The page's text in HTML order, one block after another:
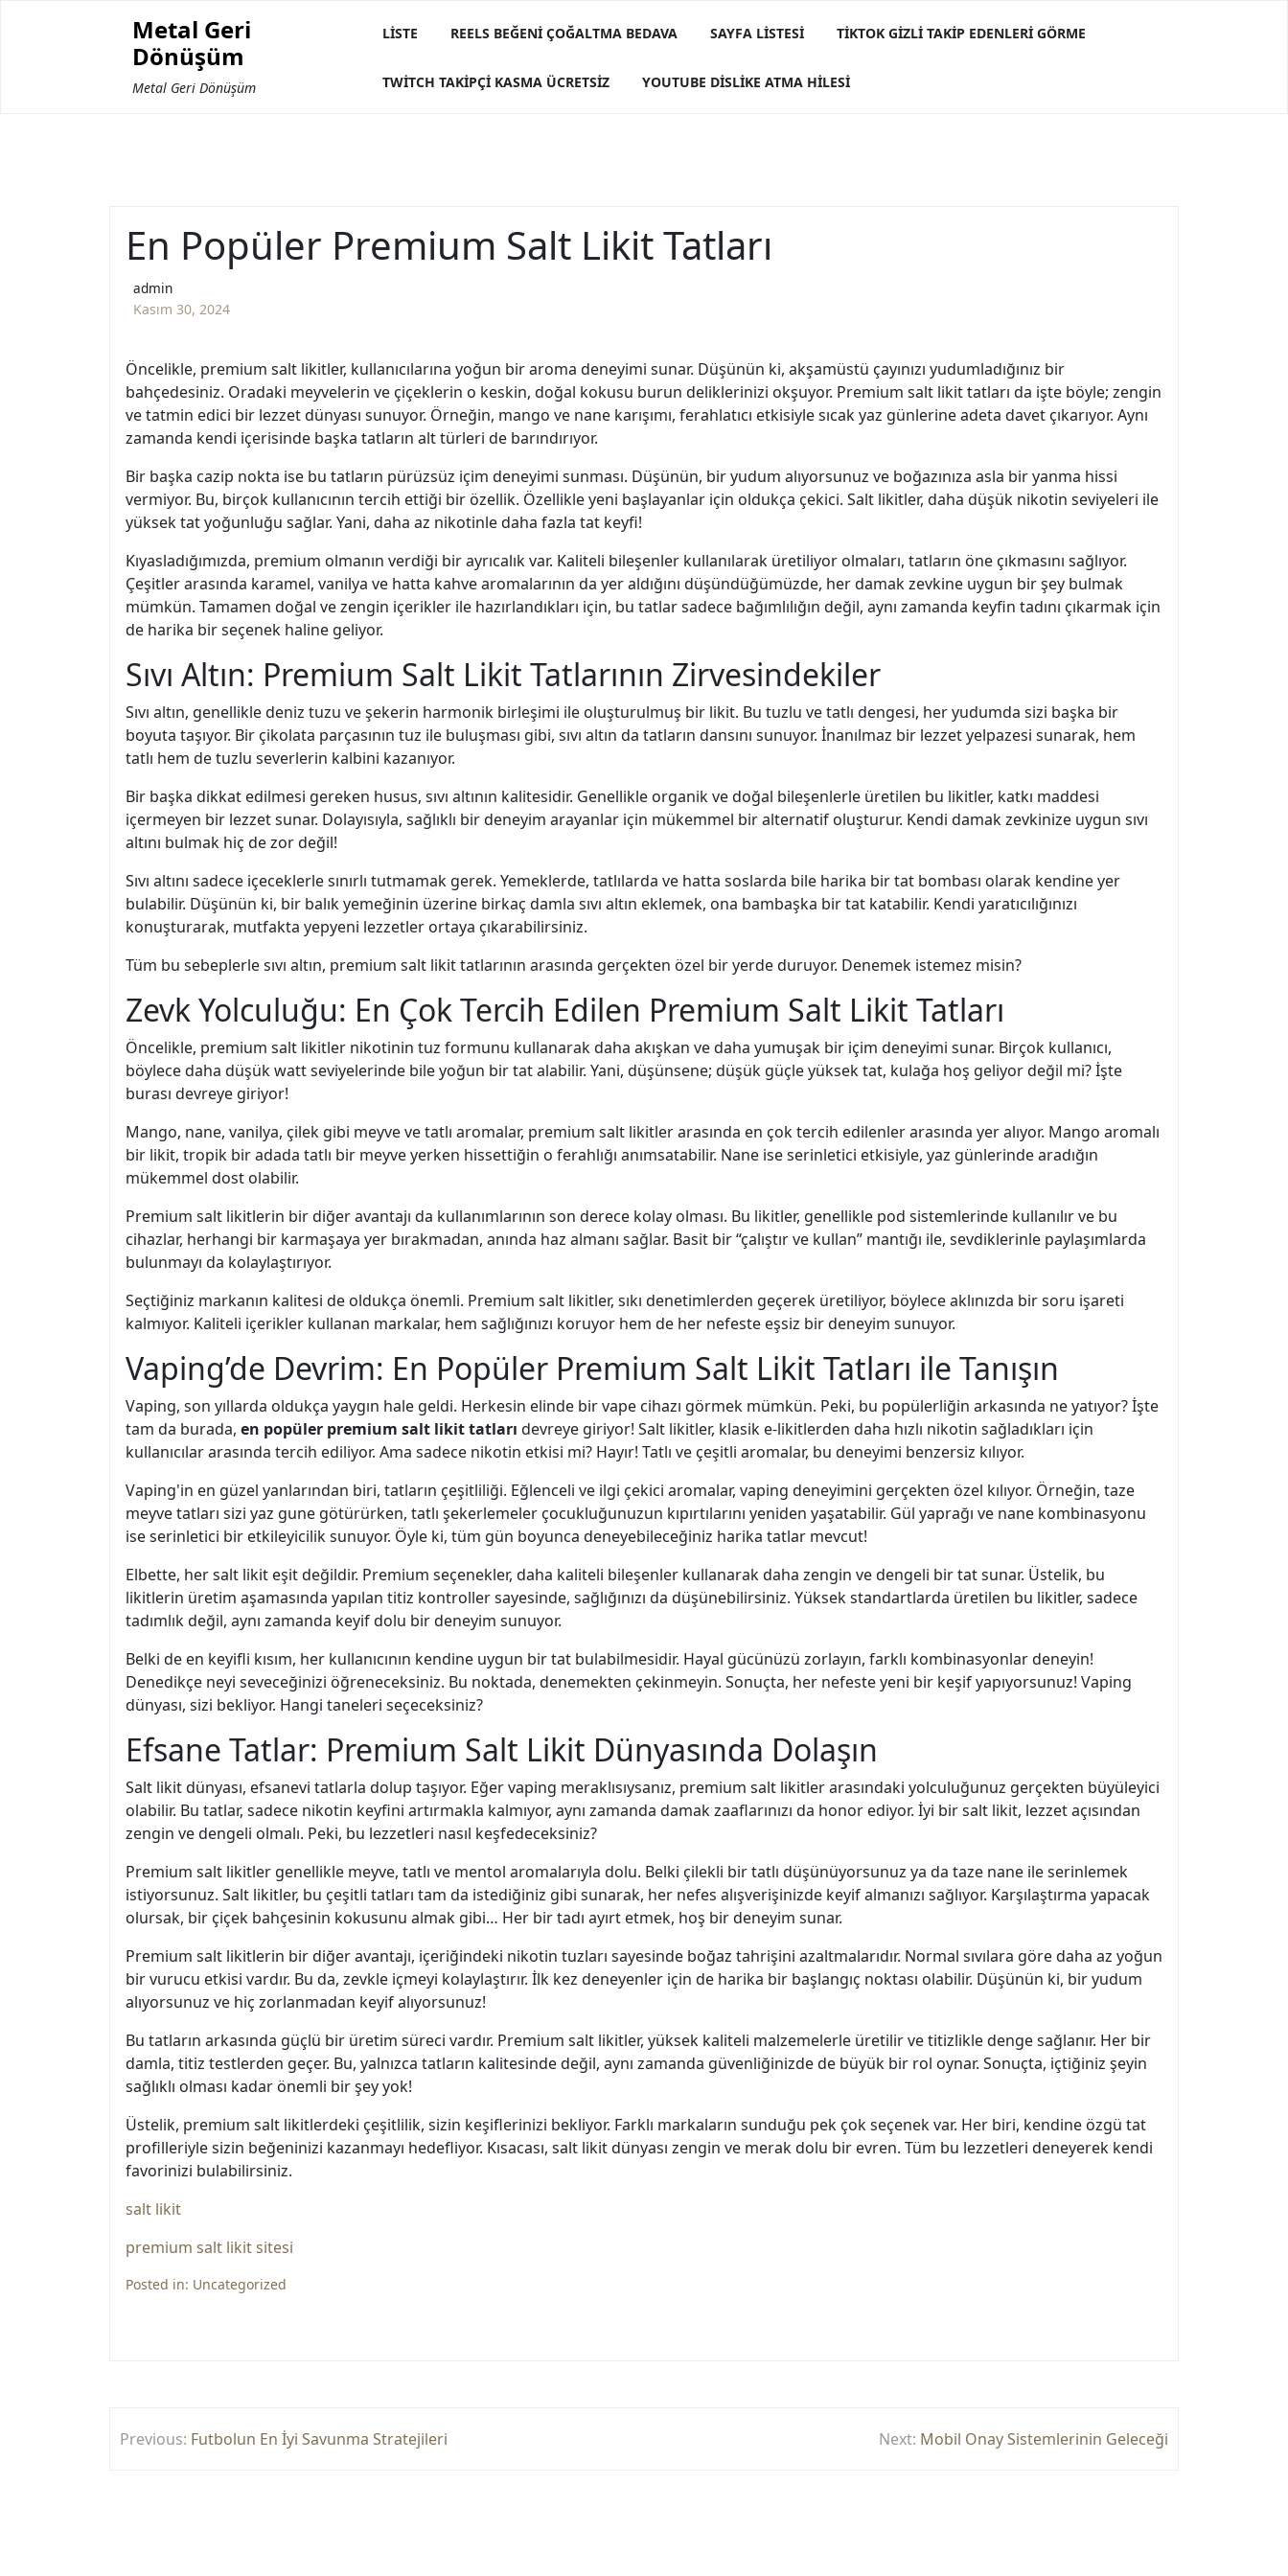
Metal Geri
Dönüşüm
Metal Geri Dönüşüm
LISTE REELS BEĞENI ÇOĞALTMA BEDAVA SAYFA LISTESI TIKTOK GIZLI TAKIP EDENLERI GÖRME
TWITCH TAKIPÇI KASMA ÜCRETSIZ YOUTUBE DISLIKE ATMA HILESI
En Popüler Premium Salt Likit Tatları
admin
Kasım 30, 2024
Öncelikle, premium salt likitler, kullanıcılarına yoğun bir aroma deneyimi sunar. Düşünün ki, akşamüstü çayınızı yudumladığınız bir
bahçedesiniz. Oradaki meyvelerin ve çiçeklerin o keskin, doğal kokusu burun deliklerinizi okşuyor. Premium salt likit tatları da işte böyle; zengin
ve tatmin edici bir lezzet dünyası sunuyor. Örneğin, mango ve nane karışımı, ferahlatıcı etkisiyle sıcak yaz günlerine adeta davet çıkarıyor. Aynı
zamanda kendi içerisinde başka tatların alt türleri de barındırıyor.
Bir başka cazip nokta ise bu tatların pürüzsüz içim deneyimi sunması. Düşünün, bir yudum alıyorsunuz ve boğazınıza asla bir yanma hissi
vermiyor. Bu, birçok kullanıcının tercih ettiği bir özellik. Özellikle yeni başlayanlar için oldukça çekici. Salt likitler, daha düşük nikotin seviyeleri ile
yüksek tat yoğunluğu sağlar. Yani, daha az nikotinle daha fazla tat keyfi!
Kıyasladığımızda, premium olmanın verdiği bir ayrıcalık var. Kaliteli bileşenler kullanılarak üretiliyor olmaları, tatların öne çıkmasını sağlıyor.
Çeşitler arasında karamel, vanilya ve hatta kahve aromalarının da yer aldığını düşündüğümüzde, her damak zevkine uygun bir şey bulmak
mümkün. Tamamen doğal ve zengin içerikler ile hazırlandıkları için, bu tatlar sadece bağımlılığın değil, aynı zamanda keyfin tadını çıkarmak için
de harika bir seçenek haline geliyor.
Sıvı Altın: Premium Salt Likit Tatlarının Zirvesindekiler
Sıvı altın, genellikle deniz tuzu ve şekerin harmonik birleşimi ile oluşturulmuş bir likit. Bu tuzlu ve tatlı dengesi, her yudumda sizi başka bir
boyuta taşıyor. Bir çikolata parçasının tuz ile buluşması gibi, sıvı altın da tatların dansını sunuyor. İnanılmaz bir lezzet yelpazesi sunarak, hem
tatlı hem de tuzlu severlerin kalbini kazanıyor.
Bir başka dikkat edilmesi gereken husus, sıvı altının kalitesidir. Genellikle organik ve doğal bileşenlerle üretilen bu likitler, katkı maddesi
içermeyen bir lezzet sunar. Dolayısıyla, sağlıklı bir deneyim arayanlar için mükemmel bir alternatif oluşturur. Kendi damak zevkinize uygun sıvı
altını bulmak hiç de zor değil!
Sıvı altını sadece içeceklerle sınırlı tutmamak gerek. Yemeklerde, tatlılarda ve hatta soslarda bile harika bir tat bombası olarak kendine yer
bulabilir. Düşünün ki, bir balık yemeğinin üzerine birkaç damla sıvı altın eklemek, ona bambaşka bir tat katabilir. Kendi yaratıcılığınızı
konuşturarak, mutfakta yepyeni lezzetler ortaya çıkarabilirsiniz.
Tüm bu sebeplerle sıvı altın, premium salt likit tatlarının arasında gerçekten özel bir yerde duruyor. Denemek istemez misin?
Zevk Yolculuğu: En Çok Tercih Edilen Premium Salt Likit Tatları
Öncelikle, premium salt likitler nikotinin tuz formunu kullanarak daha akışkan ve daha yumuşak bir içim deneyimi sunar. Birçok kullanıcı,
böylece daha düşük watt seviyelerinde bile yoğun bir tat alabilir. Yani, düşünsene; düşük güçle yüksek tat, kulağa hoş geliyor değil mi? İşte
burası devreye giriyor!
Mango, nane, vanilya, çilek gibi meyve ve tatlı aromalar, premium salt likitler arasında en çok tercih edilenler arasında yer alıyor. Mango aromalı
bir likit, tropik bir adada tatlı bir meyve yerken hissettiğin o ferahlığı anımsatabilir. Nane ise serinletici etkisiyle, yaz günlerinde aradığın
mükemmel dost olabilir.
Premium salt likitlerin bir diğer avantajı da kullanımlarının son derece kolay olması. Bu likitler, genellikle pod sistemlerinde kullanılır ve bu
cihazlar, herhangi bir karmaşaya yer bırakmadan, anında haz almanı sağlar. Basit bir “çalıştır ve kullan” mantığı ile, sevdiklerinle paylaşımlarda
bulunmayı da kolaylaştırıyor.
Seçtiğiniz markanın kalitesi de oldukça önemli. Premium salt likitler, sıkı denetimlerden geçerek üretiliyor, böylece aklınızda bir soru işareti
kalmıyor. Kaliteli içerikler kullanan markalar, hem sağlığınızı koruyor hem de her nefeste eşsiz bir deneyim sunuyor.
Vaping’de Devrim: En Popüler Premium Salt Likit Tatları ile Tanışın
Vaping, son yıllarda oldukça yaygın hale geldi. Herkesin elinde bir vape cihazı görmek mümkün. Peki, bu popülerliğin arkasında ne yatıyor? İşte
tam da burada, en popüler premium salt likit tatları devreye giriyor! Salt likitler, klasik e-likitlerden daha hızlı nikotin sağladıkları için
kullanıcılar arasında tercih ediliyor. Ama sadece nikotin etkisi mi? Hayır! Tatlı ve çeşitli aromalar, bu deneyimi benzersiz kılıyor.
Vaping'in en güzel yanlarından biri, tatların çeşitliliği. Eğlenceli ve ilgi çekici aromalar, vaping deneyimini gerçekten özel kılıyor. Örneğin, taze
meyve tatları sizi yaz gune götürürken, tatlı şekerlemeler çocukluğunuzun kıpırtılarını yeniden yaşatabilir. Gül yaprağı ve nane kombinasyonu
ise serinletici bir etkileyicilik sunuyor. Öyle ki, tüm gün boyunca deneyebileceğiniz harika tatlar mevcut!
Elbette, her salt likit eşit değildir. Premium seçenekler, daha kaliteli bileşenler kullanarak daha zengin ve dengeli bir tat sunar. Üstelik, bu
likitlerin üretim aşamasında yapılan titiz kontroller sayesinde, sağlığınızı da düşünebilirsiniz. Yüksek standartlarda üretilen bu likitler, sadece
tadımlık değil, aynı zamanda keyif dolu bir deneyim sunuyor.
Belki de en keyifli kısım, her kullanıcının kendine uygun bir tat bulabilmesidir. Hayal gücünüzü zorlayın, farklı kombinasyonlar deneyin!
Denedikçe neyi seveceğinizi öğreneceksiniz. Bu noktada, denemekten çekinmeyin. Sonuçta, her nefeste yeni bir keşif yapıyorsunuz! Vaping
dünyası, sizi bekliyor. Hangi taneleri seçeceksiniz?
Efsane Tatlar: Premium Salt Likit Dünyasında Dolaşın
Salt likit dünyası, efsanevi tatlarla dolup taşıyor. Eğer vaping meraklısıysanız, premium salt likitler arasındaki yolculuğunuz gerçekten büyüleyici
olabilir. Bu tatlar, sadece nikotin keyfini artırmakla kalmıyor, aynı zamanda damak zaaflarınızı da honor ediyor. İyi bir salt likit, lezzet açısından
zengin ve dengeli olmalı. Peki, bu lezzetleri nasıl keşfedeceksiniz?
Premium salt likitler genellikle meyve, tatlı ve mentol aromalarıyla dolu. Belki çilekli bir tatlı düşünüyorsunuz ya da taze nane ile serinlemek
istiyorsunuz. Salt likitler, bu çeşitli tatları tam da istediğiniz gibi sunarak, her nefes alışverişinizde keyif almanızı sağlıyor. Karşılaştırma yapacak
olursak, bir çiçek bahçesinin kokusunu almak gibi… Her bir tadı ayırt etmek, hoş bir deneyim sunar.
Premium salt likitlerin bir diğer avantajı, içeriğindeki nikotin tuzları sayesinde boğaz tahrişini azaltmalarıdır. Normal sıvılara göre daha az yoğun
bir vurucu etkisi vardır. Bu da, zevkle içmeyi kolaylaştırır. İlk kez deneyenler için de harika bir başlangıç noktası olabilir. Düşünün ki, bir yudum
alıyorsunuz ve hiç zorlanmadan keyif alıyorsunuz!
Bu tatların arkasında güçlü bir üretim süreci vardır. Premium salt likitler, yüksek kaliteli malzemelerle üretilir ve titizlikle denge sağlanır. Her bir
damla, titiz testlerden geçer. Bu, yalnızca tatların kalitesinde değil, aynı zamanda güvenliğinizde de büyük bir rol oynar. Sonuçta, içtiğiniz şeyin
sağlıklı olması kadar önemli bir şey yok!
Üstelik, premium salt likitlerdeki çeşitlilik, sizin keşiflerinizi bekliyor. Farklı markaların sunduğu pek çok seçenek var. Her biri, kendine özgü tat
profilleriyle sizin beğeninizi kazanmayı hedefliyor. Kısacası, salt likit dünyası zengin ve merak dolu bir evren. Tüm bu lezzetleri deneyerek kendi
favorinizi bulabilirsiniz.
salt likit
premium salt likit sitesi
Posted in: Uncategorized
Yazı
Previous: Futbolun En İyi Savunma Stratejileri Next: Mobil Onay Sistemlerinin Geleceği